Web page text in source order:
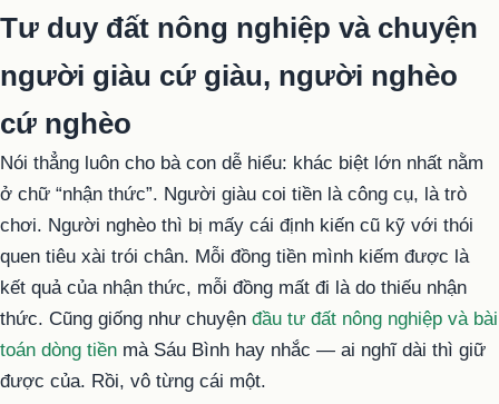
Tư duy đất nông nghiệp và chuyện
người giàu cứ giàu, người nghèo
cứ nghèo
Nói thẳng luôn cho bà con dễ hiểu: khác biệt lớn nhất nằm
ở chữ “nhận thức”. Người giàu coi tiền là công cụ, là trò
chơi. Người nghèo thì bị mấy cái định kiến cũ kỹ với thói
quen tiêu xài trói chân. Mỗi đồng tiền mình kiếm được là
kết quả của nhận thức, mỗi đồng mất đi là do thiếu nhận
thức. Cũng giống như chuyện đầu tư đất nông nghiệp và bài
toán dòng tiền mà Sáu Bình hay nhắc — ai nghĩ dài thì giữ
được của. Rồi, vô từng cái một.